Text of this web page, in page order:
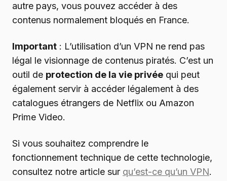
autre pays, vous pouvez accéder à des
contenus normalement bloqués en France.
Important : L’utilisation d’un VPN ne rend pas
légal le visionnage de contenus piratés. C’est un
outil de protection de la vie privée qui peut
également servir à accéder légalement à des
catalogues étrangers de Netflix ou Amazon
Prime Video.
Si vous souhaitez comprendre le
fonctionnement technique de cette technologie,
consultez notre article sur qu’est-ce qu’un VPN.